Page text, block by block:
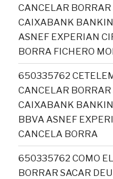
CANCELAR BORRAR
CAIXABANK
ASNEF EXPERIAN
BORRA FICHERO
650335762
CANCELAR BORRAR
CAIXABANK
BBVA ASNEF
CANCELA BORRA
650335762 COMO
BORRAR SACAR